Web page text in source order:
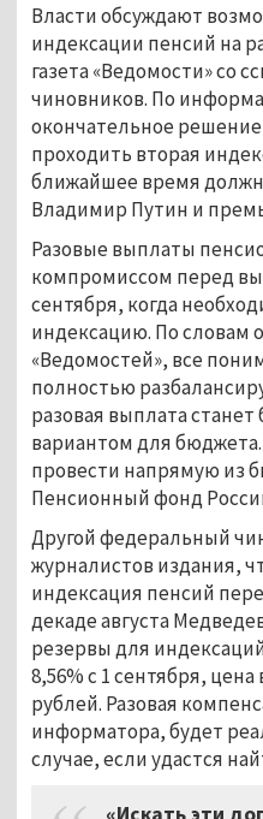
Власти обсуждают
индексации пенсий на
газета «Ведомости» со
чиновников. По
окончательное
проходить вторая
ближайшее время
Владимир Путин и
Разовые выплаты
компромиссом перед
сентября, когда
индексацию. По словам
«Ведомостей», все
полностью
разовая выплата
вариантом для
провести напрямую из
Пенсионный фонд
Другой федеральный
журналистов издания,
индексация пенсий
декаде августа
резервы для
8,56% с 1 сентября,
рублей. Разовая
информатора, будет
случае, если удастся